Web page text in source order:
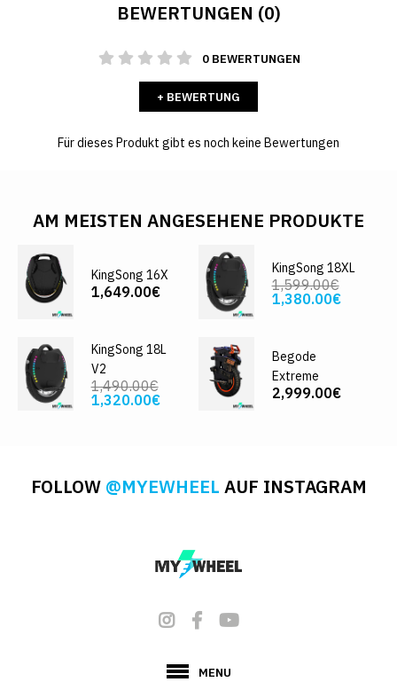
BEWERTUNGEN (0)
0 BEWERTUNGEN
+ BEWERTUNG
Für dieses Produkt gibt es noch keine Bewertungen
AM MEISTEN ANGESEHENE PRODUKTE
KingSong 16X
1,649.00€
KingSong 18XL
1,599.00€
1,380.00€
KingSong 18L
V2
1,490.00€
1,320.00€
Begode
Extreme
2,999.00€
FOLLOW @MYEWHEEL AUF INSTAGRAM
MENU